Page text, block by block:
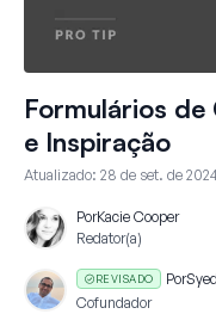
Formulários de
e Inspiração
Atualizado: 28 de set. de
PorKacie Cooper
Redator(a)
REVISADO Por
Cofundador